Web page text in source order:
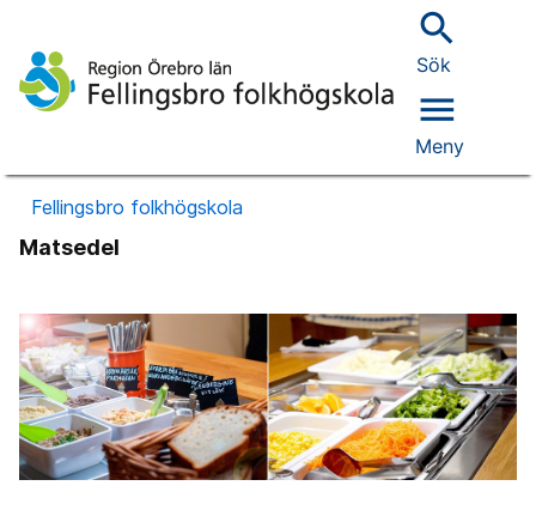
search
Sök
menu
Meny
Fellingsbro folkhögskola
Matsedel